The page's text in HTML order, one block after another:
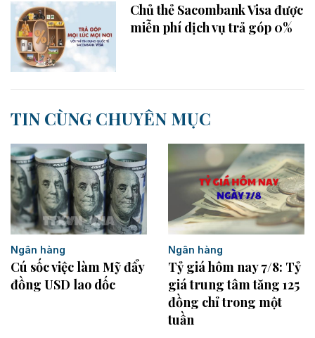
Chủ thẻ Sacombank Visa được
miễn phí dịch vụ trả góp 0%
TIN CÙNG CHUYÊN MỤC
Ngân hàng
Cú sốc việc làm Mỹ đẩy
đồng USD lao dốc
Ngân hàng
Tỷ giá hôm nay 7/8: Tỷ
giá trung tâm tăng 125
đồng chỉ trong một
tuần